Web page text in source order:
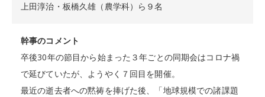
上田淳治・板橋久雄（農学科）ら９名
幹事のコメント
卒後30年の節目から始まった３年ごとの同期会はコロナ禍
で延びていたが、ようやく７回目を開催。
最近の逝去者への黙祷を捧げた後、「地球規模での諸課題